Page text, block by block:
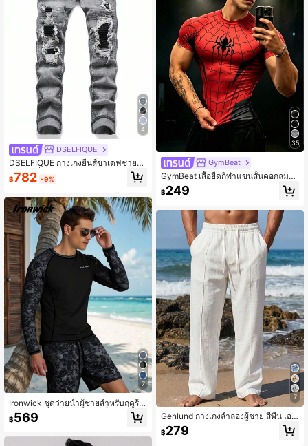
4
DSELFIQUE
DSELFIQUE กางเกงยีนส์ขาเดฟชายแ
บบสกินนี่ฉีกขาด, กางเกงยีนส์ขาลาย ข
นาดกระชับเรียว สีเทาอ่อนยาว, สำหรับ
฿782 -9%
7
Ironwick ชุดว่ายน้ำผู้ชายสำหรับฤดูร้อ
นและวันหยุดพักผ่อน แขนแร็กแลนแบบ
ต่อผ้า ป้องกันผื่น
฿569
35
GymBeat
GymBeat เสื้อยืดกีฬาแขนสั้นคอกลมลา
ยใยแมงมุมพิมพ์สีตัดกันสำหรับผู้ชาย, ฟิ
ตเนส
฿249
7
Genlund กางเกงลำลองผู้ชาย สีพื้น เอว
รูดเชือก มีกระเป๋า สำหรับใส่เที่ยวพักผ่อ
น วันหยุด
฿279